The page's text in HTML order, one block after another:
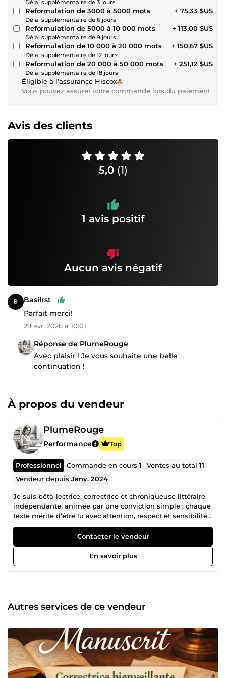
Délai supplémentaire de 3 jours
Reformulation de 3000 à 5000 mots
Délai supplémentaire de 6 jours
+ 75,33 $US
Reformulation de 5000 à 10 000 mots
Délai supplémentaire de 9 jours
+ 113,00 $US
Reformulation de 10 000 à 20 000 mots
Délai supplémentaire de 12 jours
+ 150,67 $US
Reformulation de 20 000 à 50 000 mots
Délai supplémentaire de 18 jours
+ 251,12 $US
Éligible à l’assurance Hiscox
Vous pouvez assurer votre commande lors du paiement
Avis des clients
5,0 (1)
1 avis positif
Aucun avis négatif
Basilrst
Parfait merci!
29 avr. 2026 à 10:01
Réponse de PlumeRouge
Avec plaisir ! Je vous souhaite une belle
continuation !
À propos du vendeur
PlumeRouge
Performance Top
Professionnel Commande en cours1 Ventes au total11
Vendeur depuisJanv. 2024
Je suis bêta-lectrice, correctrice et chroniqueuse littéraire
indépendante, animée par une conviction simple : chaque
texte mérite d’être lu avec attention, respect et sensibilité.
Mon travail consiste à accompagner les auteur·ices à
chaque étape de leur écriture, en apportant un regard
extérieur à la fois précis, honnête et profondément
humain. Derrière chaque manuscrit, il y a une intention,
une émotion, une voix singulière. Mon rôle est de vous
rythme, crédibilité, mais aussi et surtout impact
émotionnel. Je me place du point de vue du lecteur pour
qui mérite d’être retravaillé. Mes retours sont détaillés,
argumentés et toujours formulés avec bienveillance.
L’objectif n’est pas de juger, mais de faire progresser votre
texte en respectant votre intention initiale. En
complément, je propose un travail de correction
Contacter le vendeur
En savoir plus
Autres services de ce vendeur